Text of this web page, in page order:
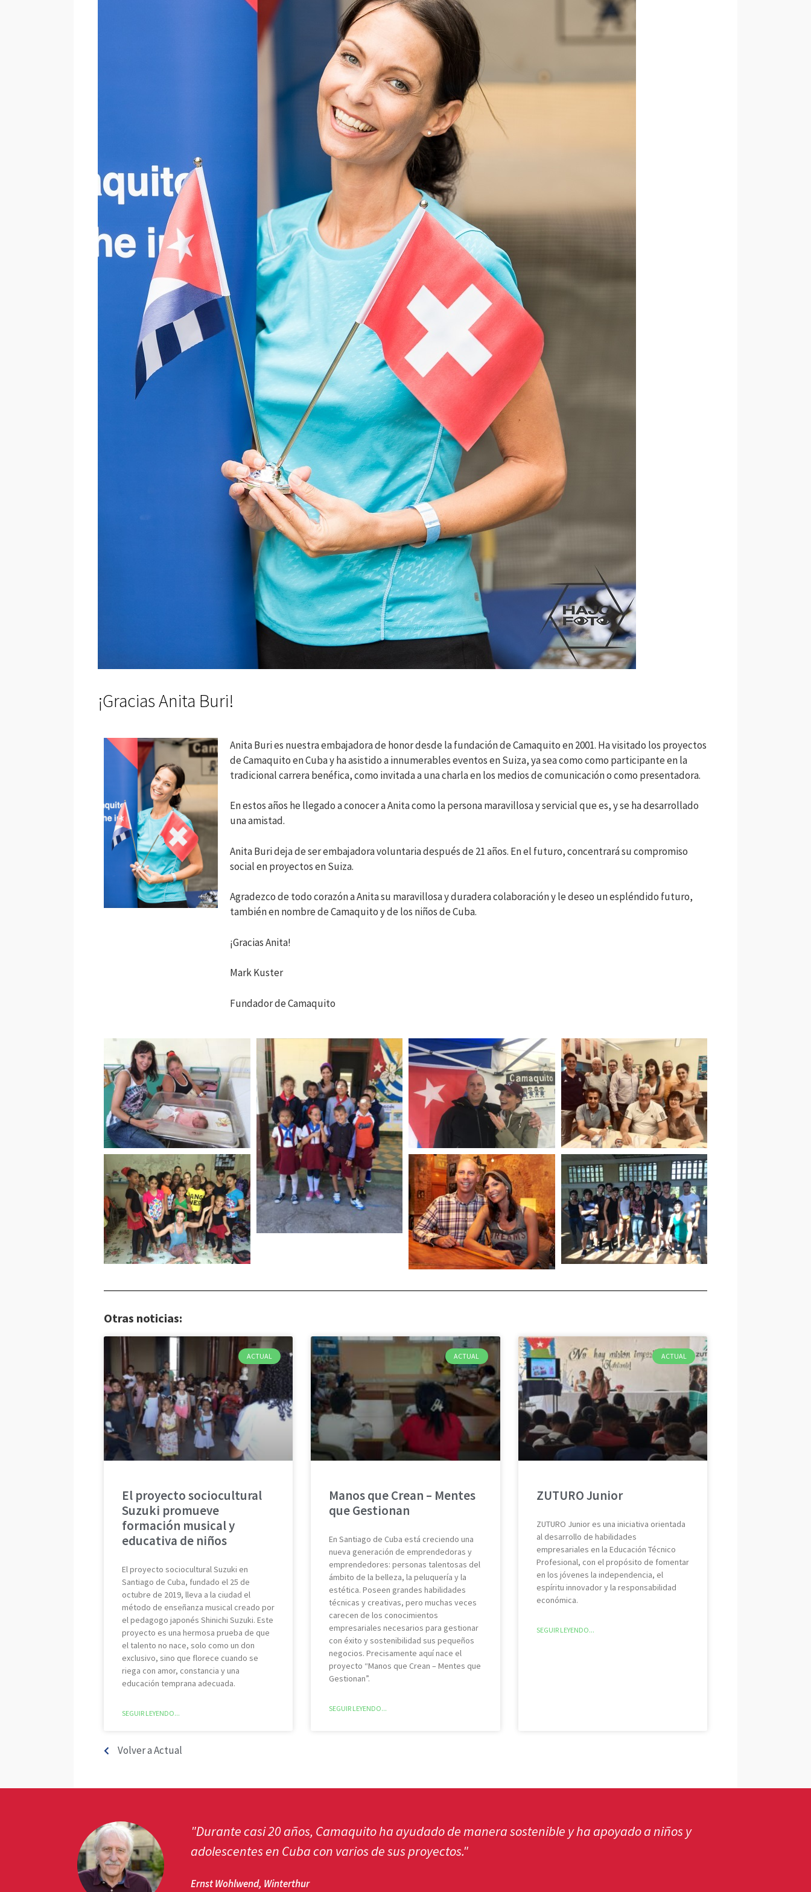
¡Gracias Anita Buri!
Anita Buri es nuestra embajadora de honor desde la fundación de Camaquito en 2001. Ha visitado los proyectos
de Camaquito en Cuba y ha asistido a innumerables eventos en Suiza, ya sea como como participante en la
tradicional carrera benéfica, como invitada a una charla en los medios de comunicación o como presentadora.
En estos años he llegado a conocer a Anita como la persona maravillosa y servicial que es, y se ha desarrollado
una amistad.
Anita Buri deja de ser embajadora voluntaria después de 21 años. En el futuro, concentrará su compromiso
social en proyectos en Suiza.
Agradezco de todo corazón a Anita su maravillosa y duradera colaboración y le deseo un espléndido futuro,
también en nombre de Camaquito y de los niños de Cuba.
¡Gracias Anita!
Mark Kuster
Fundador de Camaquito
Otras noticias:
ACTUAL
El proyecto sociocultural
Suzuki promueve
formación musical y
educativa de niños
El proyecto sociocultural Suzuki en
Santiago de Cuba, fundado el 25 de
octubre de 2019, lleva a la ciudad el
método de enseñanza musical creado por
el pedagogo japonés Shinichi Suzuki. Este
proyecto es una hermosa prueba de que
el talento no nace, solo como un don
exclusivo, sino que florece cuando se
riega con amor, constancia y una
educación temprana adecuada.
SEGUIR LEYENDO...
ACTUAL
Manos que Crean – Mentes
que Gestionan
En Santiago de Cuba está creciendo una
nueva generación de emprendedoras y
emprendedores: personas talentosas del
ámbito de la belleza, la peluquería y la
estética. Poseen grandes habilidades
técnicas y creativas, pero muchas veces
carecen de los conocimientos
empresariales necesarios para gestionar
con éxito y sostenibilidad sus pequeños
negocios. Precisamente aquí nace el
proyecto “Manos que Crean – Mentes que
Gestionan”.
SEGUIR LEYENDO...
ACTUAL
ZUTURO Junior
ZUTURO Junior es una iniciativa orientada
al desarrollo de habilidades
empresariales en la Educación Técnico
Profesional, con el propósito de fomentar
en los jóvenes la independencia, el
espíritu innovador y la responsabilidad
económica.
SEGUIR LEYENDO...
Volver a Actual
"Camaquito es la garantía de que las donaciones se usen de manera sensata. Por lo tanto, es muy
importante para mí valorar y apoyar este círculo y, por lo tanto, apoyar a nuestro amigo y fundador,